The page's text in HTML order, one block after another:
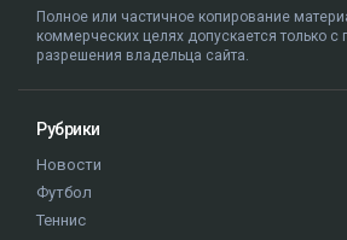
Полное или частичное копирование
коммерческих целях допускается только с
разрешения владельца сайта.
Рубрики
Новости
Футбол
Теннис